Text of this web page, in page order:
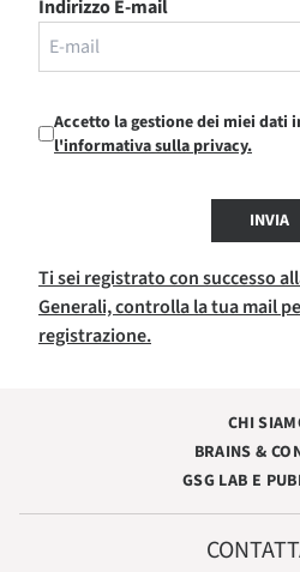
Indirizzo E-mail
Accetto la gestione dei miei dati
l'informativa sulla privacy.
INVIA
Ti sei registrato con successo
Generali, controlla la tua mail
registrazione.
CHI
BRAINS &
GSG LAB E